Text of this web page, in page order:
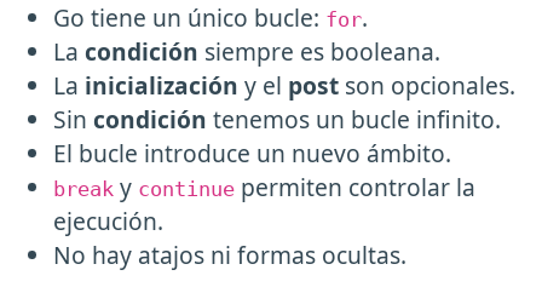
Go tiene un único bucle: for.
La condición siempre es booleana.
La inicialización y el post son opcionales.
Sin condición tenemos un bucle infinito.
El bucle introduce un nuevo ámbito.
break y continue permiten controlar la
ejecución.
No hay atajos ni formas ocultas.